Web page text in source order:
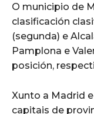
O municipio de
clasificación
(segunda) e
Pamplona e
posición,
Xunto a Madrid
capitais de